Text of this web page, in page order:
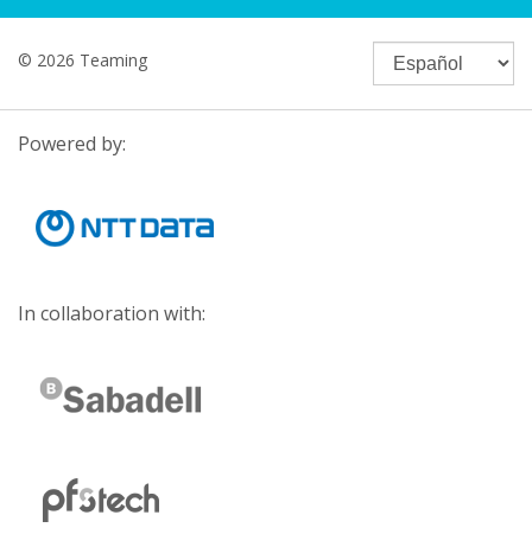
© 2026 Teaming
Powered by:
In collaboration with: